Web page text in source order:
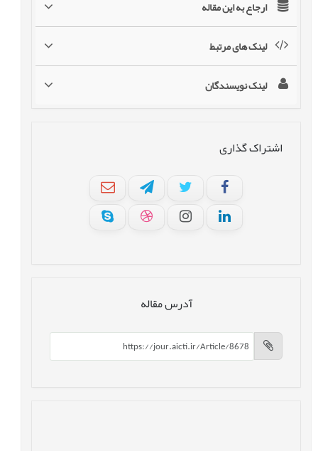
ارجاع به این مقاله
لینک های مرتبط
لینک نویسندگان
اشتراک گذاری
آدرس مقاله